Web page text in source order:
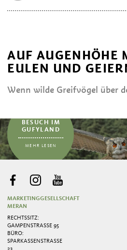
AUF AUGENHÖHE
EULEN UND
Wenn wilde Greifvögel über
BESUCH IM
GUFYLAND
MEHR LESEN
MARKETINGGESELLSCHAFT
MERAN
RECHTSSITZ:
GAMPENSTRASSE 95
BÜRO:
SPARKASSENSTRASSE 2